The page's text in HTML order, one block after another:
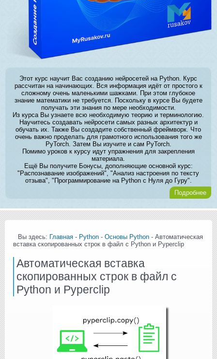
Этот курс научит Вас созданию нейросетей на Python. Курс
рассчитан на начинающих. Вся информация идёт от простого к
сложному очень маленькими шажками. При этом глубокое
знание математики не требуется. Поскольку в курсе Вы будете
получать эти знания по мере необходимости.
Из курса Вы узнаете всю необходимую теорию и терминологию.
Научитесь создавать нейросети самых разных архитектур и
обучать их. Также Вы создадите собственный фреймворк. Что
очень важно проделать для грамотного использования того же
PyTorch. Затем Вы изучите и сам PyTorch.
Помимо уроков к курсу идут упражнения для закрепления
материала.
Ещё Вы получите Бонусы, дополняющие основной курс:
"Распознавание изображений", "Анализ настроения по тексту
отзыва", "Программирование на Python с Нуля до Гуру".
Подробнее
Вы здесь: Главная - Python - Основы Python - Автоматическая
вставка скопированных строк в файл c Python и Pyperclip
Автоматическая вставка
скопированных строк в файл c
Python и Pyperclip